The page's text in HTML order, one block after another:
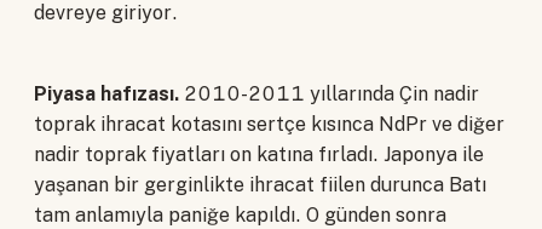
devreye giriyor.
Piyasa hafızası. 2010-2011 yıllarında Çin nadir
toprak ihracat kotasını sertçe kısınca NdPr ve diğer
nadir toprak fiyatları on katına fırladı. Japonya ile
yaşanan bir gerginlikte ihracat fiilen durunca Batı
tam anlamıyla paniğe kapıldı. O günden sonra